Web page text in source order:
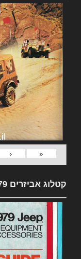
«
‹
קטלוג אביזרים 1979 Jeep